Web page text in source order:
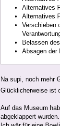
Alternatives
Alternatives
Verschieben
Belassen
Absagen der
Na supi, noch mehr
Glücklicherweise ist
Auf das Museum
abgeklappert wurden.